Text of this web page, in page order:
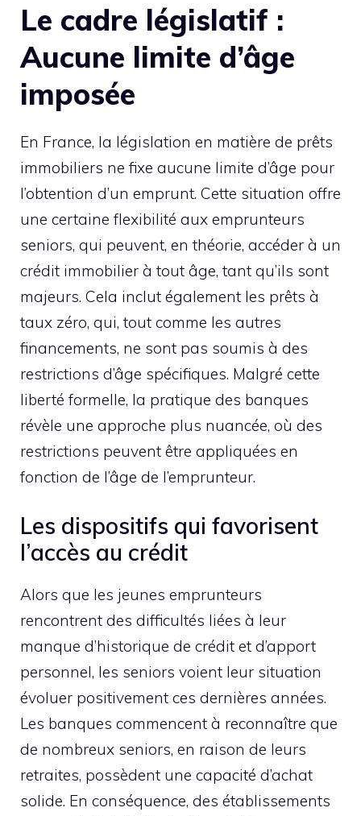
Le cadre législatif :
Aucune limite d’âge
imposée
En France, la législation en matière de prêts
immobiliers ne fixe aucune limite d’âge pour
l’obtention d’un emprunt. Cette situation offre
une certaine flexibilité aux emprunteurs
seniors, qui peuvent, en théorie, accéder à un
crédit immobilier à tout âge, tant qu’ils sont
majeurs. Cela inclut également les prêts à
taux zéro, qui, tout comme les autres
financements, ne sont pas soumis à des
restrictions d’âge spécifiques. Malgré cette
liberté formelle, la pratique des banques
révèle une approche plus nuancée, où des
restrictions peuvent être appliquées en
fonction de l’âge de l’emprunteur.
Les dispositifs qui favorisent
l’accès au crédit
Alors que les jeunes emprunteurs
rencontrent des difficultés liées à leur
manque d’historique de crédit et d’apport
personnel, les seniors voient leur situation
évoluer positivement ces dernières années.
Les banques commencent à reconnaître que
de nombreux seniors, en raison de leurs
retraites, possèdent une capacité d’achat
solide. En conséquence, des établissements